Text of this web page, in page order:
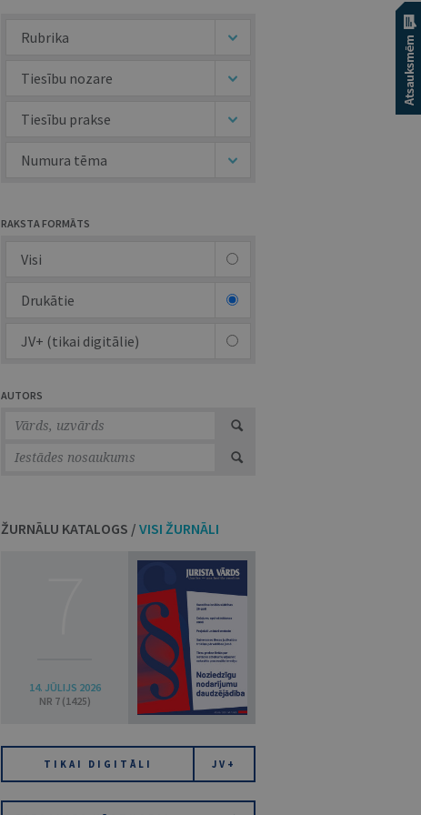
Rubrika
Tiesību nozare
Tiesību prakse
Numura tēma
RAKSTA FORMĀTS
Visi
Drukātie
JV+ (tikai digitālie)
AUTORS
ŽURNĀLU KATALOGS / VISI ŽURNĀLI
14. JŪLIJS 2026
NR 7 (1425)
TIKAI DIGITĀLI JV+